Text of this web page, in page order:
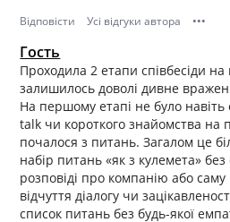
Відповісти Усі відгуки автора •••
Гость
Проходила 2 етапи співбесіди
залишилось доволі дивне
На першому етапі не було
talk чи короткого знайомства на
почалося з питань. Загалом це
набір питань «як з кулемета» без
розповіді про компанію або
відчуття діалогу чи
список питань без будь-якої